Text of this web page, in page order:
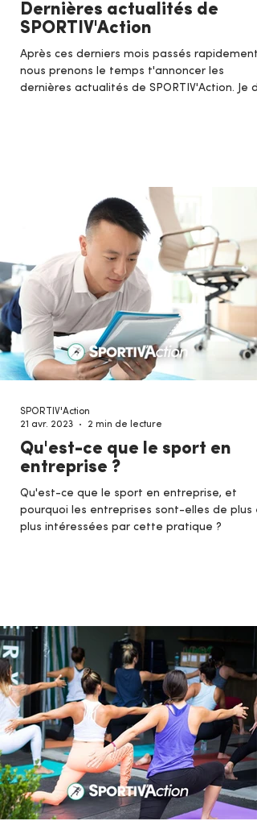
Dernières actualités de
SPORTIV'Action
Après ces derniers mois passés rapidement,
nous prenons le temps t'annoncer les
dernières actualités de SPORTIV'Action. Je
Qu'est-ce que le sport en
entreprise ?
Qu'est-ce que le sport en entreprise, et
pourquoi les entreprises sont-elles de plus
plus intéressées par cette pratique ?
SPORTIV'Action
21 avr. 2023
2 min de lecture